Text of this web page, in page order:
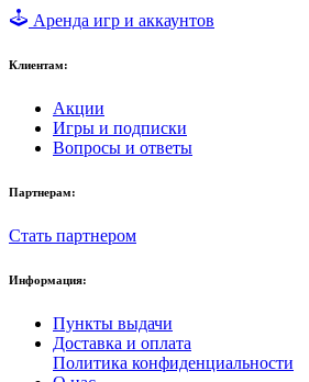
Аренда игр и аккаунтов
Клиентам:
Акции
Игры и подписки
Вопросы и ответы
Партнерам:
Стать партнером
Информация:
Пункты выдачи
Доставка и оплата
Политика конфиденциальности